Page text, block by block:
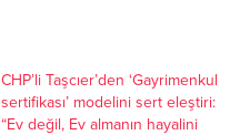
CHP’li Taşcıer’den ‘Gayrimenkul
sertifikası’ modelini sert eleştiri:
“Ev değil, Ev almanın hayalini